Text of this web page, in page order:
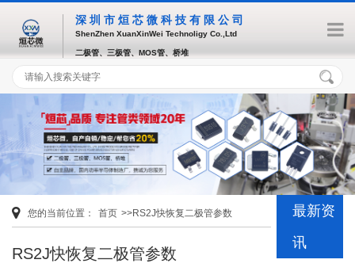
深圳市烜芯微科技有限公司
ShenZhen XuanXinWei Technoligy Co.,Ltd
二极管、三极管、MOS管、桥堆
您的当前位置： 首页 >>RS2J快恢复二极管参数
RS2J快恢复二极管参数
最新资
讯